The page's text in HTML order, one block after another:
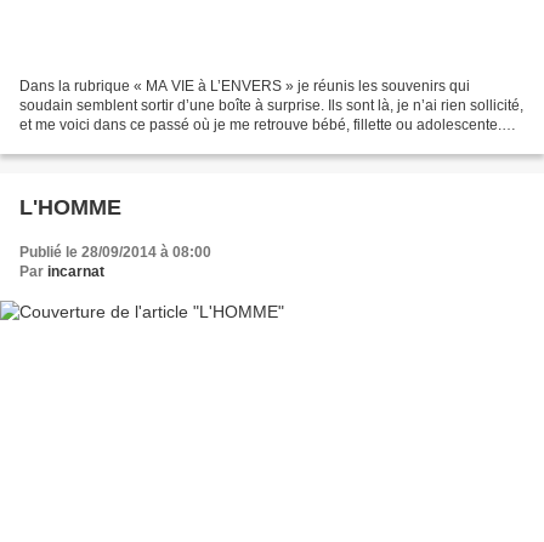
Dans la rubrique « MA VIE à L’ENVERS » je réunis les souvenirs qui
soudain semblent sortir d’une boîte à surprise. Ils sont là, je n’ai rien sollicité,
et me voici dans ce passé où je me retrouve bébé, fillette ou adolescente.
L'HOMME
Publié le 28/09/2014 à 08:00
Par incarnat